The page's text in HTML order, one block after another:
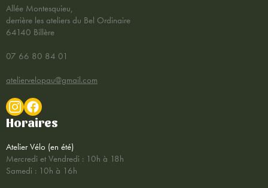
Allée Montesquieu,
derrière les ateliers du Bel Ordinaire
64140 Billère
07 66 80 84 01
ateliervelopau@gmail.com
Horaires
Atelier Vélo (en été)
Mercredi et Vendredi : 10h à 18h
Samedi : 10h à 16h